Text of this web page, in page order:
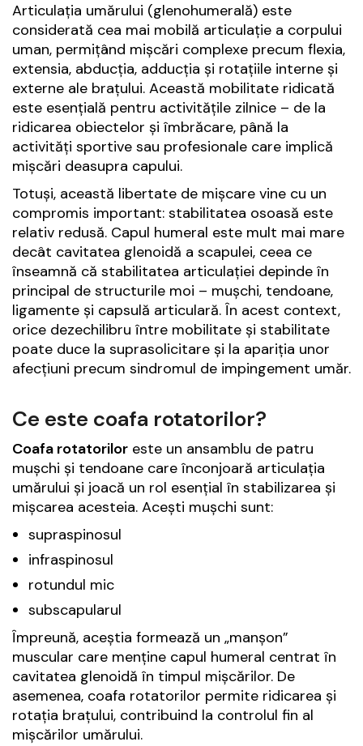
Articulația umărului (glenohumerală) este
considerată cea mai mobilă articulație a corpului
uman, permițând mișcări complexe precum flexia,
extensia, abducția, adducția și rotațiile interne și
externe ale brațului. Această mobilitate ridicată
este esențială pentru activitățile zilnice – de la
ridicarea obiectelor și îmbrăcare, până la
activități sportive sau profesionale care implică
mișcări deasupra capului.
Totuși, această libertate de mișcare vine cu un
compromis important: stabilitatea osoasă este
relativ redusă. Capul humeral este mult mai mare
decât cavitatea glenoidă a scapulei, ceea ce
înseamnă că stabilitatea articulației depinde în
principal de structurile moi – mușchi, tendoane,
ligamente și capsulă articulară. În acest context,
orice dezechilibru între mobilitate și stabilitate
poate duce la suprasolicitare și la apariția unor
afecțiuni precum sindromul de impingement umăr.
Ce este coafa rotatorilor?
Coafa rotatorilor este un ansamblu de patru
mușchi și tendoane care înconjoară articulația
umărului și joacă un rol esențial în stabilizarea și
mișcarea acesteia. Acești mușchi sunt:
supraspinosul
infraspinosul
rotundul mic
subscapularul
Împreună, aceștia formează un „manșon”
muscular care menține capul humeral centrat în
cavitatea glenoidă în timpul mișcărilor. De
asemenea, coafa rotatorilor permite ridicarea și
rotația brațului, contribuind la controlul fin al
mișcărilor umărului.